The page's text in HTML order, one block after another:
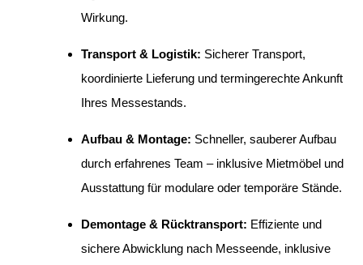
Wirkung.
Transport & Logistik: Sicherer Transport,
koordinierte Lieferung und termingerechte Ankunft
Ihres Messestands.
Aufbau & Montage: Schneller, sauberer Aufbau
durch erfahrenes Team – inklusive Mietmöbel und
Ausstattung für modulare oder temporäre Stände.
Demontage & Rücktransport: Effiziente und
sichere Abwicklung nach Messeende, inklusive